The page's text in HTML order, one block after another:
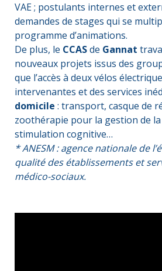
VAE ; postulants internes et
demandes de stages qui se
programme d’animations.
De plus, le CCASde Gannat
nouveaux projets issus des
que l’accès à deux vélos
intervenantes et des services
domicile : transport, casque de
zoothérapie pour la gestion de
stimulation cognitive…
* ANESM : agence nationale de
qualité des établissements et
médico-sociaux.